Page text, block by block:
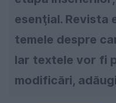
esenţial. Revista
temele despre
Iar textele vor fi
modificări,